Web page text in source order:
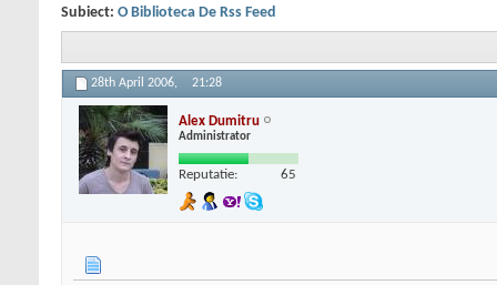
Subiect: O Biblioteca De Rss Feed
28th April 2006, 21:28
Alex Dumitru
Administrator
Reputatie: 65